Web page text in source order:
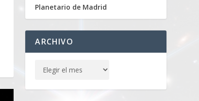
Planetario de Madrid
ARCHIVO